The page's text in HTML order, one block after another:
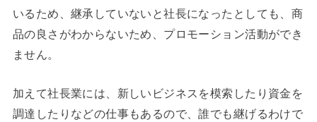
いるため、継承していないと社長になったとしても、商
品の良さがわからないため、プロモーション活動ができ
ません。
加えて社長業には、新しいビジネスを模索したり資金を
調達したりなどの仕事もあるので、誰でも継げるわけで